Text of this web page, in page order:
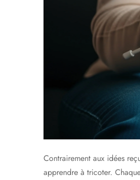
Contrairement aux idées
apprendre à tricoter.